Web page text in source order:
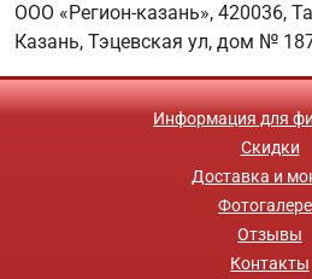
ООО «Регион-казань», 420036,
Казань, Тэцевская ул, дом №
Информация для
Скидки
Доставка и
Отзывы
Контакты